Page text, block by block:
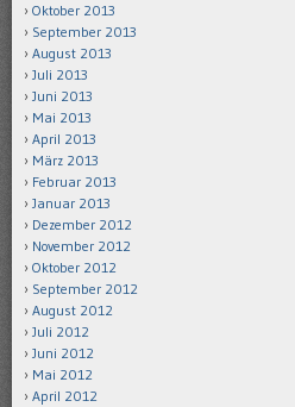
Oktober 2013
September 2013
August 2013
Juli 2013
Juni 2013
Mai 2013
April 2013
März 2013
Februar 2013
Januar 2013
Dezember 2012
November 2012
Oktober 2012
September 2012
August 2012
Juli 2012
Juni 2012
Mai 2012
April 2012